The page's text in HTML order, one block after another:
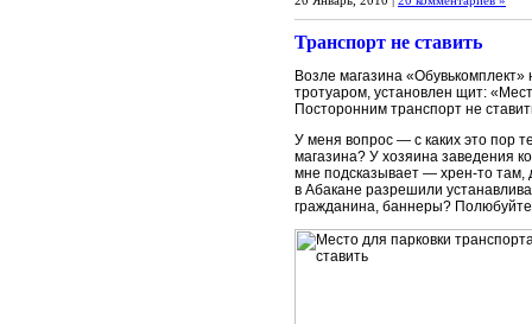
Транспорт не ставить
Возле магазина «Обувькомплект»
тротуаром, установлен щит:
Посторонним транспорт не
У меня вопрос — с каких это пор
магазина? У хозяина заведения
мне подсказывает — хрен-то там,
в Абакане разрешили
гражданина, баннеры?